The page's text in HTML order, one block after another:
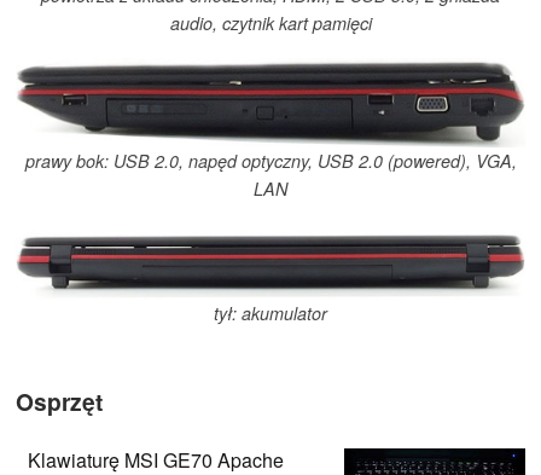
audio, czytnik kart pamięci
prawy bok: USB 2.0, napęd optyczny, USB 2.0 (powered), VGA,
LAN
tył: akumulator
Osprzęt
Klawiaturę MSI GE70 Apache